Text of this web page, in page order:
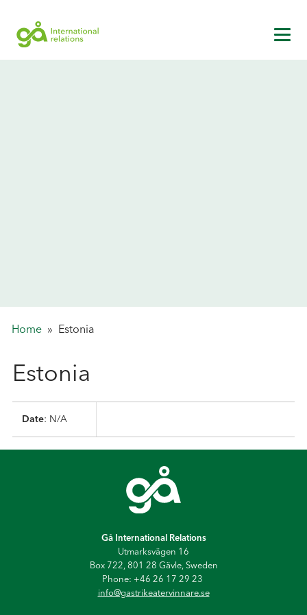
Home » Estonia
Estonia
Date: N/A
Gå International Relations
Utmarksvägen 16
Box 722, 801 28 Gävle, Sweden
Phone: +46 26 17 29 23
info@gastrikeatervinnare.se